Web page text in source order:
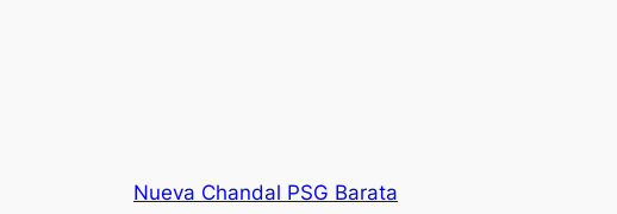
Nueva Chandal PSG Barata